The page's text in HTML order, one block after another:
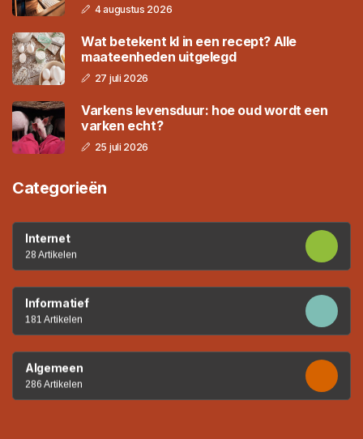
4 augustus 2026
Wat betekent kl in een recept? Alle
maateenheden uitgelegd
27 juli 2026
Varkens levensduur: hoe oud wordt een
varken echt?
25 juli 2026
Categorieën
Internet
28 Artikelen
Informatief
181 Artikelen
Algemeen
286 Artikelen